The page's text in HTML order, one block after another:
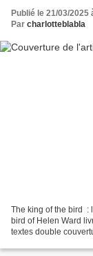
Publié le 21/03/2025
Par charlotteblabla
The king of the bird : livre des oiseaux sur
bird of Helen Ward
textes double